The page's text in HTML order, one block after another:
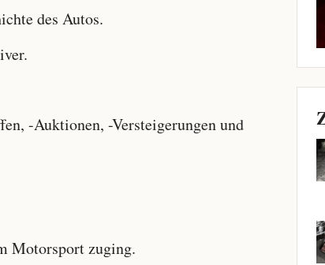
des Autos.
-Auktionen, -Versteigerungen und
Motorsport zuging.